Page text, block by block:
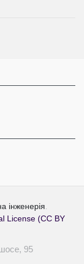
інженерія
License (CC BY
95